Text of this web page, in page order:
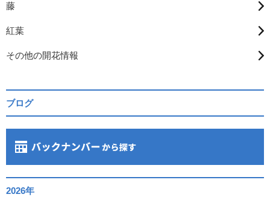
藤
紅葉
その他の開花情報
ブログ
2026年